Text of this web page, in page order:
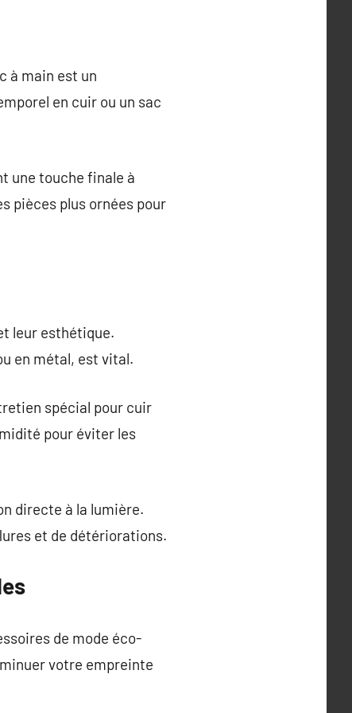
à main est un
en cuir ou un sac
une touche finale à
pièces plus ornées pour
leur esthétique.
en métal, est vital.
spécial pour cuir
pour éviter les
directe à la lumière.
et de détériorations.
de mode éco-
votre empreinte